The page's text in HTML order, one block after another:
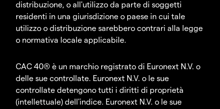
distribuzione, o all'utilizzo da parte di soggetti
residenti in una giurisdizione o paese in cui tale
utilizzo o distribuzione sarebbero contrari alla legge
o normativa locale applicabile.
CAC 40® è un marchio registrato di Euronext N.V. o
delle sue controllate. Euronext N.V. o le sue
controllate detengono tutti i diritti di proprietà
(intellettuale) dell'indice. Euronext N.V. o le sue